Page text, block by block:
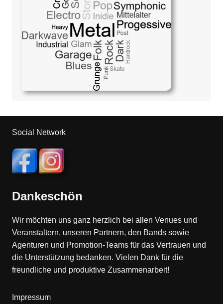
Social Network
Dankeschön
Wir möchten uns ganz herzlich bei allen Venues und
Veranstaltern, unseren Partnern, den Bands sowie
Agenturen und Promotion-Teams für das Vertrauen und
die Unterstützung bedanken. Vielen Dank für die
freundliche und produktive Zusammenarbeit!
Impressum